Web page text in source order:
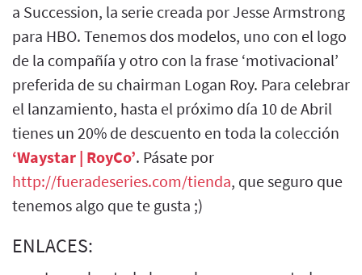
a Succession, la serie creada por Jesse Armstrong
para HBO. Tenemos dos modelos, uno con el logo
de la compañía y otro con la frase ‘motivacional’
preferida de su chairman Logan Roy. Para celebrar
el lanzamiento, hasta el próximo día 10 de Abril
tienes un 20% de descuento en toda la colección
‘Waystar | RoyCo’. Pásate por
http://fueradeseries.com/tienda, que seguro que
tenemos algo que te gusta ;)
ENLACES: